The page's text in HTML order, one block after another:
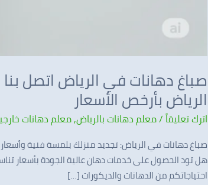
الرياض بأرخص الأسعار
اترك تعليقاً/معلم دهانات بالرياض,معلم دهانات
صباغ دهانات في الرياض: تجديد منزلك بلمسة فنية
هل تود الحصول على خدمات دهان عالية الجودة بأسعار
احتياجاتكم من الدهانات والديكورات […]